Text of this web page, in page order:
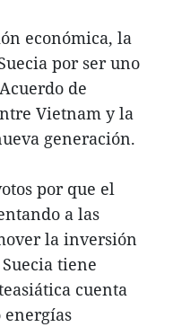
económica, la
por ser uno
de
Vietnam y la
generación.
por que el
a las
la inversión
tiene
cuenta
energías